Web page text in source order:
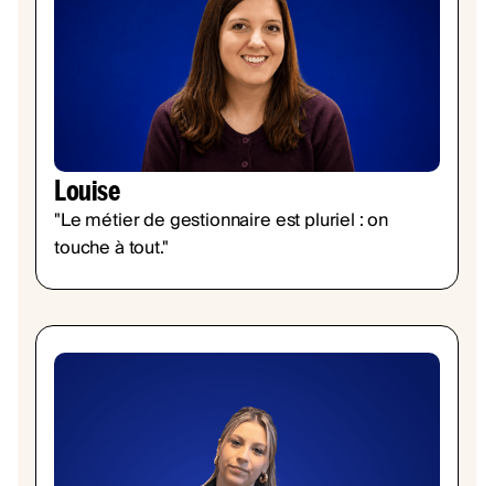
Louise
"Le métier de gestionnaire est pluriel : on
touche à tout."